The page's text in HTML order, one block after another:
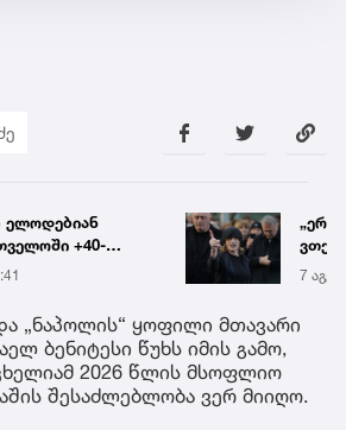
რომ
გახდის
თუ რატომ იყო
- გიგა
დედა
რა
7 აგვ
„ნაპოლის“ ყოფილი მთავარი
ბენიტესი წუხს იმის გამო,
2026 წლის მსოფლიო
შესაძლებლობა ვერ მიიღო.